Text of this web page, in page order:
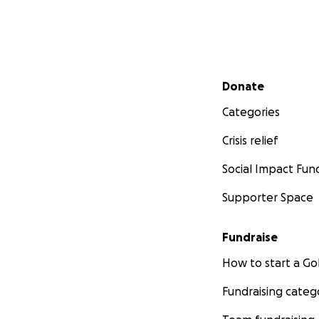
Secondary menu
Donate
Categories
Crisis relief
Social Impact
Supporter Space
Fundraise
How to start a
Fundraising